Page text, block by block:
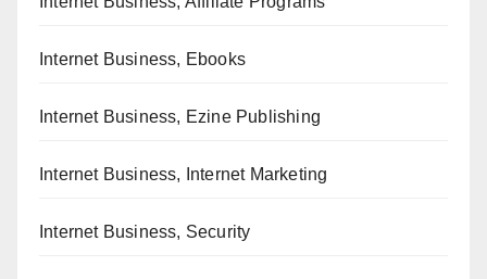
Internet Business, Ebooks
Internet Business, Ezine Publishing
Internet Business, Internet Marketing
Internet Business, Security